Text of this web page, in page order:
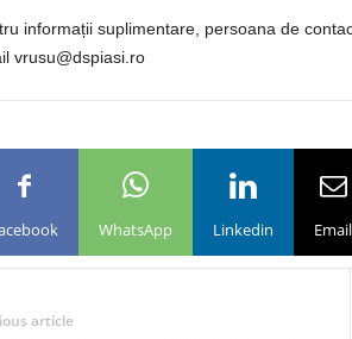
informații suplimentare, persoana de
vrusu@dspiasi.ro
WhatsApp Linkedin Email
article